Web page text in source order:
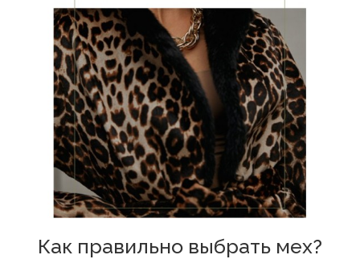
Как правильно выбрать мех?